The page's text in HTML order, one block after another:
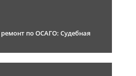
по ОСАГО: Судебная